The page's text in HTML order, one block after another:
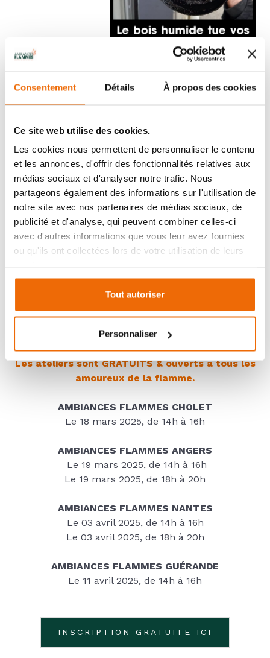
Consentement Détails À propos des cookies
Ce site web utilise des cookies.
Les cookies nous permettent de personnaliser le contenu
et les annonces, d'offrir des fonctionnalités relatives aux
médias sociaux et d'analyser notre trafic. Nous
partageons également des informations sur l'utilisation de
notre site avec nos partenaires de médias sociaux, de
publicité et d'analyse, qui peuvent combiner celles-ci
avec d'autres informations que vous leur avez fournies
ou qu'ils ont collectées lors de votre utilisation de leurs
Tout autoriser
Personnaliser
ATELIER PRATIQUE - Comment optimiser le tirage
et éviter le bistre ?
ATELIER PRATIQUE - Comment bien choisir son
bois de chauffage ?
poêle sans enfumer votre habitation ?
Vous n'avez pas besoin d'être client Ambiances
Flammes pour participer !
Les ateliers sont GRATUITS & ouverts à tous les
amoureux de la flamme.
AMBIANCES FLAMMES CHOLET
Le 18 mars 2025, de 14h à 16h
AMBIANCES FLAMMES ANGERS
Le 19 mars 2025, de 14h à 16h
Le 19 mars 2025, de 18h à 20h
AMBIANCES FLAMMES NANTES
Le 03 avril 2025, de 14h à 16h
Le 03 avril 2025, de 18h à 20h
AMBIANCES FLAMMES GUÉRANDE
Le 11 avril 2025, de 14h à 16h
INSCRIPTION GRATUITE ICI